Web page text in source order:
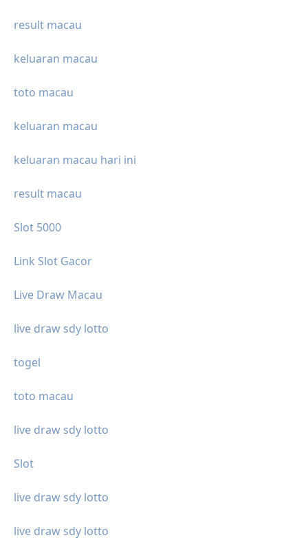
result macau
keluaran macau
toto macau
keluaran macau
keluaran macau hari ini
result macau
Slot 5000
Link Slot Gacor
Live Draw Macau
live draw sdy lotto
togel
toto macau
live draw sdy lotto
Slot
live draw sdy lotto
live draw sdy lotto